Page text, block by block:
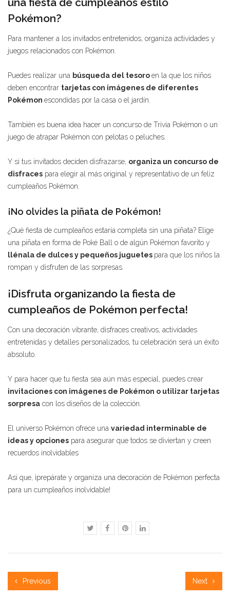
Pokémon?
Para mantener a los invitados entretenidos, organiza actividades y
juegos relacionados con Pokémon.
Puedes realizar una búsqueda del tesoroen la que los niños
deben encontrar tarjetas con imágenes de diferentes
Pokémon escondidas por la casa o el jardín.
También es buena idea hacer un concurso de Trivia Pokémon o un
juego de atrapar Pokémon con pelotas o peluches.
Y si tus invitados deciden disfrazarse, organiza un concurso de
disfraces para elegir al más original y representativo de un feliz
cumpleaños Pokémon.
¡No olvides la piñata de Pokémon!
¿Qué fiesta de cumpleaños estaría completa sin una piñata? Elige
una piñata en forma de Poké Ball o de algún Pokémon favorito y
llénala de dulces y pequeños juguetes para que los niños la
rompan y disfruten de las sorpresas.
¡Disfruta organizando la fiesta de
cumpleaños de Pokémon perfecta!
Con una decoración vibrante, disfraces creativos, actividades
entretenidas y detalles personalizados, tu celebración será un éxito
absoluto.
Y para hacer que tu fiesta sea aún más especial, puedes crear
invitaciones con imágenes de Pokémon o utilizar tarjetas
sorpresa con los diseños de la colección.
El universo Pokémon ofrece una variedad interminable de
ideas y opciones para asegurar que todos se diviertan y creen
recuerdos inolvidables
Así que, ¡prepárate y organiza una decoración de Pokémon perfecta
para un cumpleaños inolvidable!
Previous Next